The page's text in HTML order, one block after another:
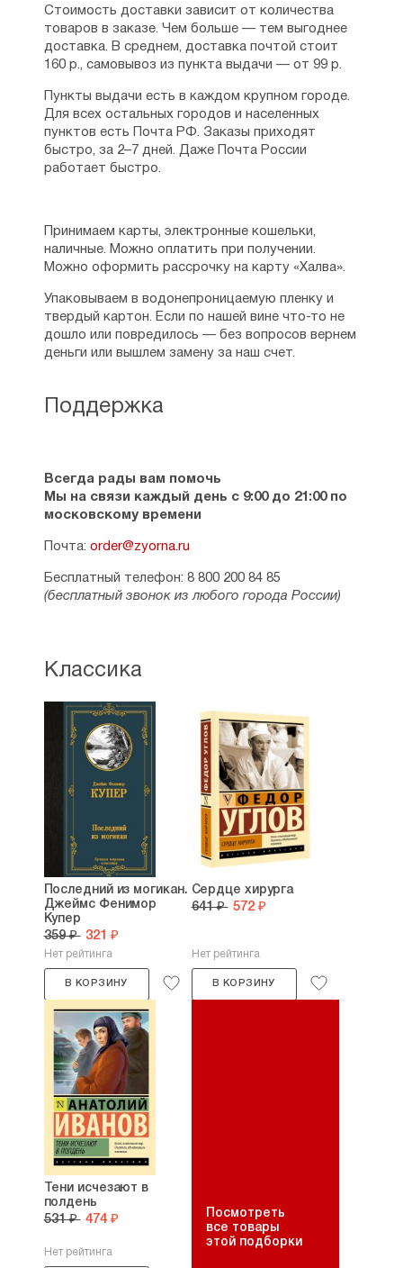
Поддержка
Всегда рады вам помочь
Мы на связи каждый день с 9:00 до 21:00 по
московскому времени
Почта: order@zyorna.ru
Бесплатный телефон: 8 800 200 84 85
(бесплатный звонок из любого города России)
Стоимость доставки зависит от количества
товаров в заказе. Чем больше — тем выгоднее
доставка. В среднем, доставка почтой стоит
160 р., самовывоз из пункта выдачи — от 99 р.
Пункты выдачи есть в каждом крупном городе.
Для всех остальных городов и населенных
пунктов есть Почта РФ. Заказы приходят
быстро, за 2–7 дней. Даже Почта России
работает быстро.
Принимаем карты, электронные кошельки,
наличные. Можно оплатить при получении.
Можно оформить рассрочку на карту «Халва».
Упаковываем в водонепроницаемую пленку и
твердый картон. Если по нашей вине что-то не
дошло или повредилось — без вопросов вернем
деньги или вышлем замену за наш счет.
Классика
Последний из могикан.
Джеймс Фенимор
Купер
359 ₽ 321 ₽
Нет рейтинга
В КОРЗИНУ
Сердце хирурга
641 ₽ 572 ₽
Нет рейтинга
В КОРЗИНУ
Тени исчезают в
полдень
531 ₽ 474 ₽
Нет рейтинга
Посмотреть
все товары
этой подборки